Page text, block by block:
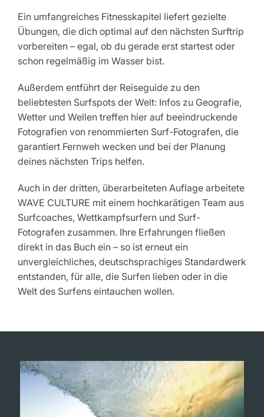
Ein umfangreiches Fitnesskapitel liefert gezielte
Übungen, die dich optimal auf den nächsten Surftrip
vorbereiten – egal, ob du gerade erst startest oder
schon regelmäßig im Wasser bist.
Außerdem entführt der Reiseguide zu den
beliebtesten Surfspots der Welt: Infos zu Geografie,
Wetter und Wellen treffen hier auf beeindruckende
Fotografien von renommierten Surf-Fotografen, die
garantiert Fernweh wecken und bei der Planung
deines nächsten Trips helfen.
Auch in der dritten, überarbeiteten Auflage arbeitete
WAVE CULTURE mit einem hochkarätigen Team aus
Surfcoaches, Wettkampfsurfern und Surf-
Fotografen zusammen. Ihre Erfahrungen fließen
direkt in das Buch ein – so ist erneut ein
unvergleichliches, deutschsprachiges Standardwerk
entstanden, für alle, die Surfen lieben oder in die
Welt des Surfens eintauchen wollen.